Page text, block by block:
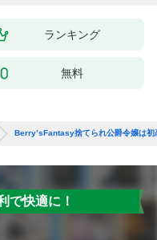
ランキング
無料
Berry’sFantasy捨てられ公爵令嬢は初
で快適に！